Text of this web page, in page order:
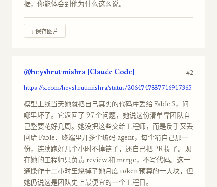
据，你能体会到他为什么这么说。
↓ 保存图片
@heyshrutimishra [Claude Code] #2
https://x.com/heyshrutimishra/status/2064747887716917365
模型上线当天她就把自己真实的代码库丢给 Fable 5，问
哪里坏了。它返回了 97 个问题，她说这份清单靠团队自
己整要花好几周。她没把这些交给工程师，而是反手又丢
回给 Fable：终端里开多个编码 agent，每个啃自己那一
份，连续跑好几个小时不掉链子，还自己把 PR 提了。现
在她的工程师只负责 review 和 merge，不写代码。这一
通操作十二小时里烧掉了她月度 token 预算的一大块，但
她仍说这是团队史上最便宜的一个工程日。